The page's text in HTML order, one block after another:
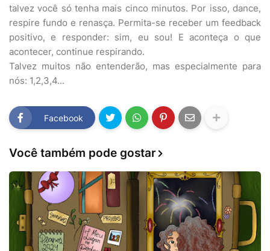
talvez você só tenha mais cinco minutos. Por isso, dance,
respire fundo e renasça. Permita-se receber um feedback
positivo, e responder: sim, eu sou! E aconteça o que
acontecer, continue respirando.
Talvez muitos não entenderão, mas especialmente para
nós: 1,2,3,4...
Facebook
Você também pode gostar